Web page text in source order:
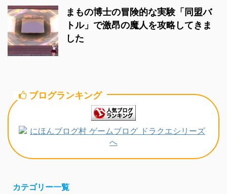
まもの博士の冒険的な実験「同盟バ
トル」で激昂の魔人を攻略してきま
した
ブログランキング
カテゴリー一覧